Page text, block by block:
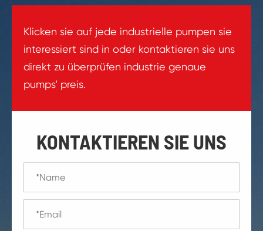
Klicken sie auf jede industrielle pumpen sie
interessiert sind in oder kontaktieren sie uns
direkt zu überprüfen industrie genaue
pumps' preis.
KONTAKTIEREN SIE UNS